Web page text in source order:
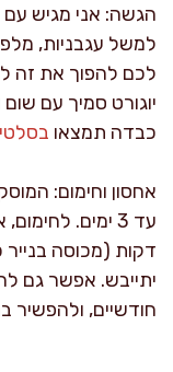
הגשה: אני מגיש
למשל עגבניות,
לכם להפוך את זה
יוגורט סמיך עם שום
כבדה תמצאו
אחסון וחימום:
יתייבש. אפשר גם
חודשיים, ולהפשיר